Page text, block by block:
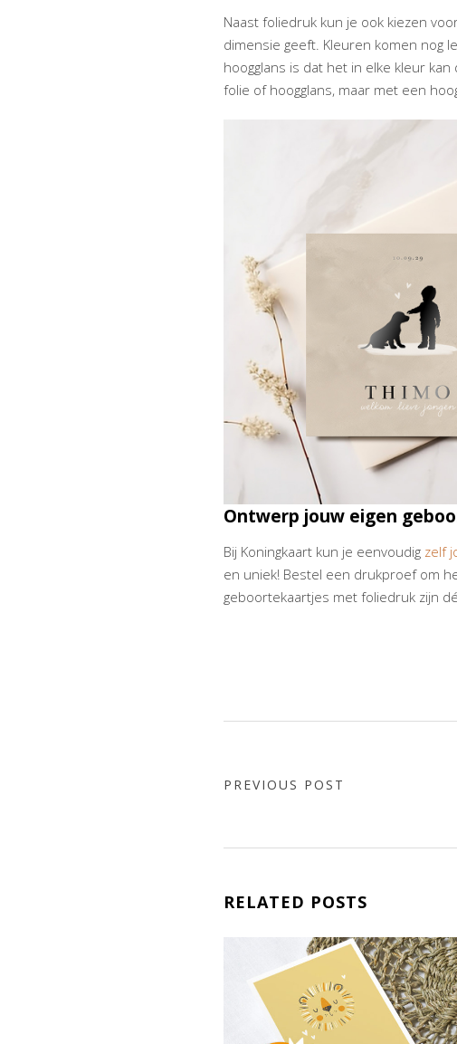
Naast foliedruk kun je ook kiezen
dimensie geeft. Kleuren komen nog
hoogglans is dat het in elke kleur
folie of hoogglans, maar met een
Ontwerp jouw eigen
Bij Koningkaart kun je eenvoudig zelf
en uniek! Bestel een drukproef om
geboortekaartjes met foliedruk zijn
PREVIOUS POST
RELATED POSTS